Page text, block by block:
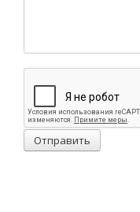
Отправить